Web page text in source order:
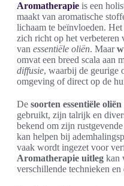
Aromatherapie is een
maakt van aromatische
lichaam te beïnvloeden.
zich richt op het
van essentiële oliën. Maar
omvat een breed scala aan
diffusie, waarbij de geurige
omgeving of direct op de
De soorten essentiële oliën
gebruikt, zijn talrijk en
bekend om zijn
kan helpen bij
vaak wordt ingezet voor
Aromatherapie uitleg kan
verschillende technieken